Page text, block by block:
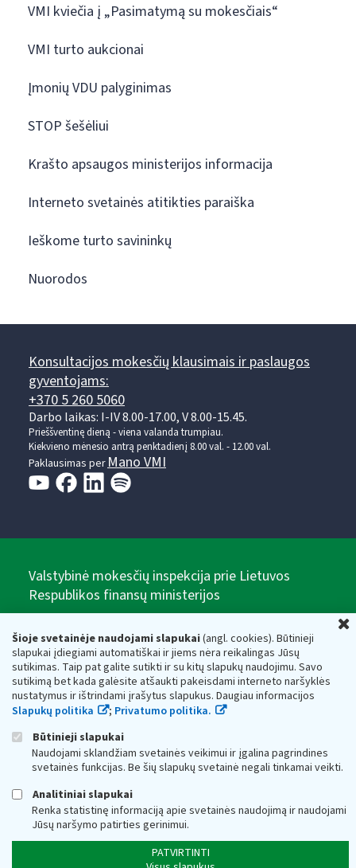
Šioje svetainėje naudojami slapukai(angl. cookies). Būtinieji
slapukai įdiegiami automatiškai ir jiems nėra reikalingas Jūsų
sutikimas. Taip pat galite sutikti ir su kitų slapukų naudojimu. Savo
sutikimą bet kada galėsite atšaukti pakeisdami interneto naršyklės
nustatymus ir ištrindami įrašytus slapukus. Daugiau informacijos
Slapukų politika
; Privatumo politika.
Būtinieji slapukai
Naudojami sklandžiam svetainės veikimui ir įgalina pagrindines
svetainės funkcijas. Be šių slapukų svetainė negali tinkamai veikti.
Analitiniai slapukai
Renka statistinę informaciją apie svetainės naudojimą ir naudojami
Jūsų naršymo patirties gerinimui.
PATVIRTINTI
VMI kviečia į „Pasimatymą su mokesčiais“
VMI turto aukcionai
Įmonių VDU palyginimas
STOP šešėliui
Krašto apsaugos ministerijos informacija
Interneto svetainės atitikties paraiška
Ieškome turto savininkų
Nuorodos
Konsultacijos mokesčių klausimais ir paslaugos
gyventojams:
+370 5 260 5060
Darbo laikas: I-IV 8.00-17.00, V 8.00-15.45.
Prieššventinę dieną - viena valanda trumpiau.
Kiekvieno mėnesio antrą penktadienį 8.00 val. - 12.00 val.
Paklausimas per Mano VMI
Valstybinė mokesčių inspekcija prie Lietuvos
Respublikos finansų ministerijos
adresas: Vasario 16-osios g. 14, 01107 Vilnius, Lietuva, el.paštas:
vmi@vmi.lt, E. pristatymo dėžutės adresas 188659752
Duomenys apie Valstybinę mokesčių inspekciją prie Lietuvos
Respublikos finansų ministerijos kaupiami ir saugomi Juridinių
asmenų registre